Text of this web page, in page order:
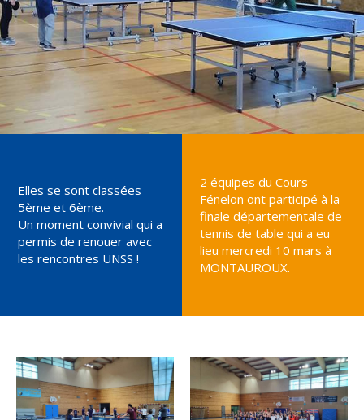
Elles se sont classées
5ème et 6ème.
Un moment convivial qui a
permis de renouer avec
les rencontres UNSS !
2 équipes du Cours
Fénelon ont participé à la
finale départementale de
tennis de table qui a eu
lieu mercredi 10 mars à
MONTAUROUX.